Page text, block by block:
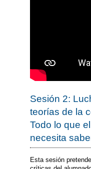
Sesión 2:
teorías de la
Todo lo que
necesita
Esta sesión